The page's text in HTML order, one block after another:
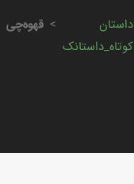
داستان
کوتاه_داستانک
> قهوه‌چی